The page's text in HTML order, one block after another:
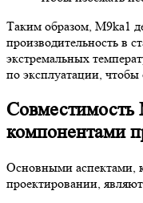
Таким образом, M9ka1
производительность в
экстремальных
по эксплуатации, чтобы
Совместимость
компонентами
Основными аспектами,
проектировании,